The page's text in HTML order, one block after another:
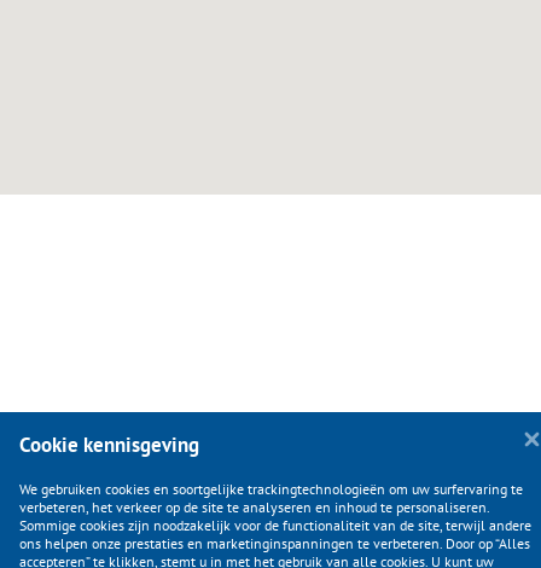
KLANTENSERVICE
CATEGORIEËN
Cookie kennisgeving
We gebruiken cookies en soortgelijke trackingtechnologieën om uw surfervaring te
verbeteren, het verkeer op de site te analyseren en inhoud te personaliseren.
Sommige cookies zijn noodzakelijk voor de functionaliteit van de site, terwijl andere
ons helpen onze prestaties en marketinginspanningen te verbeteren. Door op “Alles
accepteren” te klikken, stemt u in met het gebruik van alle cookies. U kunt uw